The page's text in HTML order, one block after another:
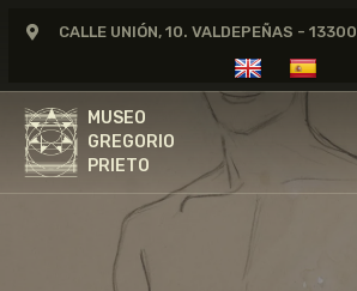
CALLE UNIÓN, 10. VALDEPEÑAS - 13300
MUSEO
GREGORIO
PRIETO
MUSEO
GREGORIO
GREGORIO PRIETO
MUSEO
ARCHIVO